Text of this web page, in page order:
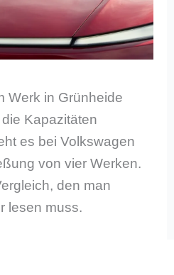
Werk in Grünheide
Kapazitäten
es bei Volkswagen
von vier Werken.
den man
lesen muss.